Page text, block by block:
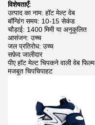
विशेषताएँ:
उत्पाद का नाम: हॉट मेल्ट वेब
बॉन्डिंग समय: 10-15 सेकंड
चौड़ाई: 1400 मिमी या अनुकूलित
आसंजन: उच्च
जल प्रतिरोध: उच्च
सफ़ेद जालीदार
पीए हॉट मेल्ट चिपकने वाली वेब फिल्म
मजबूत चिपचिपाहट